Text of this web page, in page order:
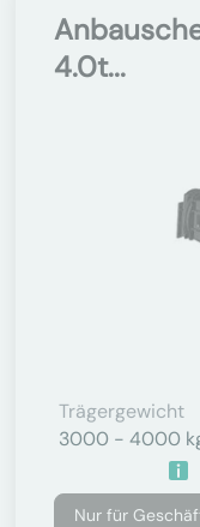
4.0t...
Trägergewicht
3000 - 4000
Nur für